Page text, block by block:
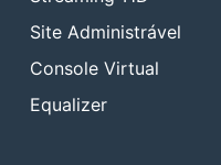
Site Administrável
Console Virtual
Equalizer